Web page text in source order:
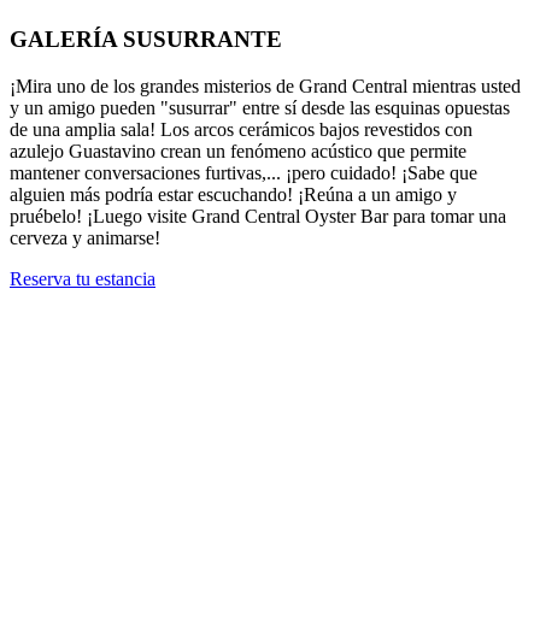
GALERÍA SUSURRANTE
¡Mira uno de los grandes misterios de Grand Central mientras usted
y un amigo pueden "susurrar" entre sí desde las esquinas opuestas
de una amplia sala! Los arcos cerámicos bajos revestidos con
azulejo Guastavino crean un fenómeno acústico que permite
mantener conversaciones furtivas,... ¡pero cuidado! ¡Sabe que
alguien más podría estar escuchando! ¡Reúna a un amigo y
pruébelo! ¡Luego visite Grand Central Oyster Bar para tomar una
cerveza y animarse!
Reserva tu estancia